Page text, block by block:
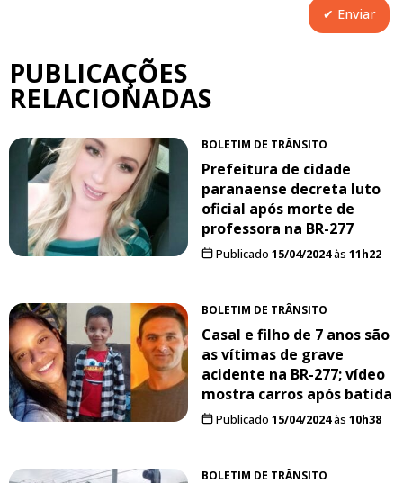
PUBLICAÇÕES
RELACIONADAS
BOLETIM DE TRÂNSITO
Prefeitura de cidade
paranaense decreta luto
oficial após morte de
professora na BR-277
Publicado 15/04/2024às 11h22
BOLETIM DE TRÂNSITO
Casal e filho de 7 anos são
as vítimas de grave
acidente na BR-277; vídeo
mostra carros após batida
Publicado 15/04/2024às 10h38
BOLETIM DE TRÂNSITO